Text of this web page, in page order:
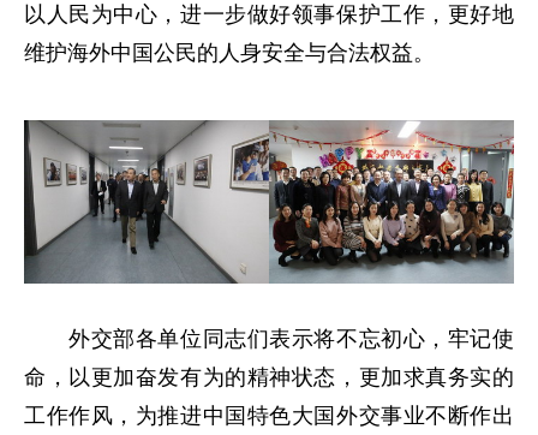
以人民为中心，进一步做好领事保护工作，更好地
维护海外中国公民的人身安全与合法权益。
外交部各单位同志们表示将不忘初心，牢记使
命，以更加奋发有为的精神状态，更加求真务实的
工作作风，为推进中国特色大国外交事业不断作出